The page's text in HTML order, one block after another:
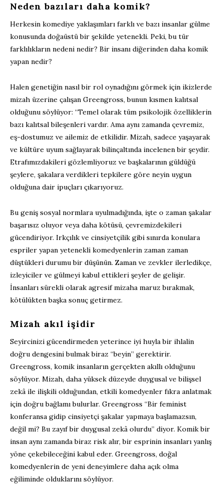
Neden bazıları daha komik?
Herkesin komediye yaklaşımları farklı ve bazı insanlar gülme
konusunda doğaüstü bir şekilde yetenekli. Peki, bu tür
farklılıkların nedeni nedir? Bir insanı diğerinden daha komik
yapan nedir?
Halen genetiğin nasıl bir rol oynadığını görmek için ikizlerde
mizah üzerine çalışan Greengross, bunun kısmen kalıtsal
olduğunu söylüyor: “Temel olarak tüm psikolojik özelliklerin
bazı kalıtsal bileşenleri vardır. Ama aynı zamanda çevremiz,
eş-dostumuz ve ailemiz de etkilidir. Mizah, sadece yaşayarak
ve kültüre uyum sağlayarak bilinçaltında incelenen bir şeydir.
Etrafımızdakileri gözlemliyoruz ve başkalarının güldüğü
şeylere, şakalara verdikleri tepkilere göre neyin uygun
olduğuna dair ipuçları çıkarıyoruz.
Bu geniş sosyal normlara uyulmadığında, işte o zaman şakalar
başarısız oluyor veya daha kötüsü, çevremizdekileri
gücendiriyor. Irkçılık ve cinsiyetçilik gibi sınırda konulara
espriler yapan yetenekli komedyenlerin zaman zaman
düştükleri durumu bir düşünün. Zaman ve zevkler ilerledikçe,
izleyiciler ve gülmeyi kabul ettikleri şeyler de gelişir.
İnsanları sürekli olarak agresif mizaha maruz bırakmak,
kötülükten başka sonuç getirmez.
Mizah akıl işidir
Seyircinizi gücendirmeden yeterince iyi huyla bir ihlalin
doğru dengesini bulmak biraz “beyin” gerektirir.
Greengross, komik insanların gerçekten akıllı olduğunu
söylüyor. Mizah, daha yüksek düzeyde duygusal ve bilişsel
zekâ ile ilişkili olduğundan, etkili komedyenler fıkra anlatmak
için doğru bağlamı bulurlar. Greengross “Bir feminist
konferansa gidip cinsiyetçi şakalar yapmaya başlamazsın,
değil mi? Bu zayıf bir duygusal zekâ olurdu” diyor. Komik bir
insan aynı zamanda biraz risk alır, bir esprinin insanları yanlış
yöne çekebileceğini kabul eder. Greengross, doğal
komedyenlerin de yeni deneyimlere daha açık olma
eğiliminde olduklarını söylüyor.